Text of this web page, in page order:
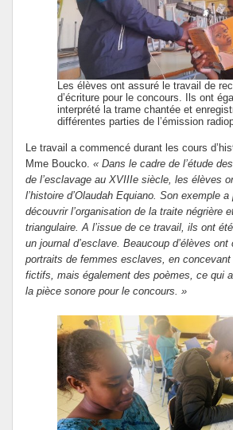
Les élèves ont assuré le travail de
d’écriture pour le concours. Ils ont
interprété la trame chantée et
différentes parties de l’émission
Le travail a commencé durant les cours
Mme Boucko. « Dans le cadre de l’étude
de l’esclavage au XVIIIe siècle, les élèves
l’histoire d’Olaudah Equiano. Son exemple
découvrir l’organisation de la traite négrière
triangulaire. A l’issue de ce travail, ils ont
un journal d’esclave. Beaucoup d’élèves
portraits de femmes esclaves, en concevant
fictifs, mais également des poèmes, ce qui
la pièce sonore pour le concours. »